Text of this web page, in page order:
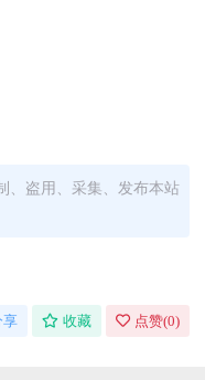
、盗用、采集、发布本站
享 收藏 点赞(0)